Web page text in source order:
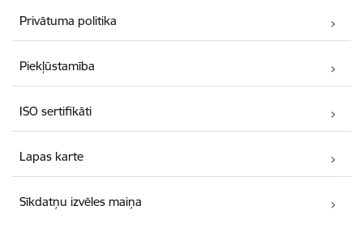
Privātuma politika
Piekļūstamība
ISO sertifikāti
Lapas karte
Sīkdatņu izvēles maiņa